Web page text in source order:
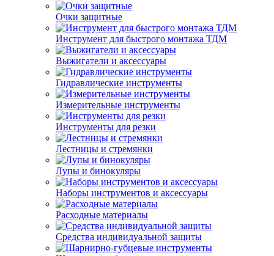
Очки защитные
Инструмент для быстрого монтажа ТДМ
Выжигатели и аксессуары
Гидравлические инструменты
Измерительные инструменты
Инструменты для резки
Лестницы и стремянки
Лупы и бинокуляры
Наборы инструментов и аксессуары
Расходные материалы
Средства индивидуальной защиты